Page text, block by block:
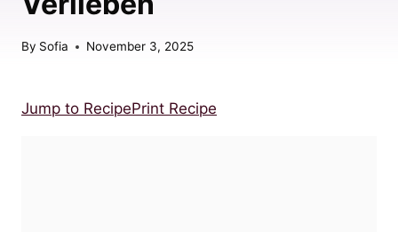
By Sofia November 3, 2025
Jump to RecipePrint Recipe